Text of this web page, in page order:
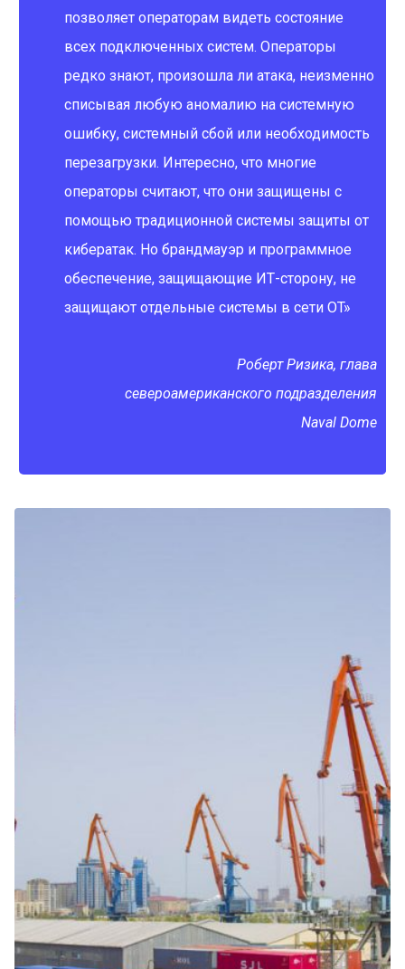
позволяет операторам видеть состояние
всех подключенных систем. Операторы
редко знают, произошла ли атака, неизменно
списывая любую аномалию на системную
ошибку, системный сбой или необходимость
перезагрузки. Интересно, что многие
операторы считают, что они защищены с
помощью традиционной системы защиты от
кибератак. Но брандмауэр и программное
обеспечение, защищающие ИТ-сторону, не
защищают отдельные системы в сети OT»
Роберт Ризика, глава
североамериканского подразделения
Naval Dome